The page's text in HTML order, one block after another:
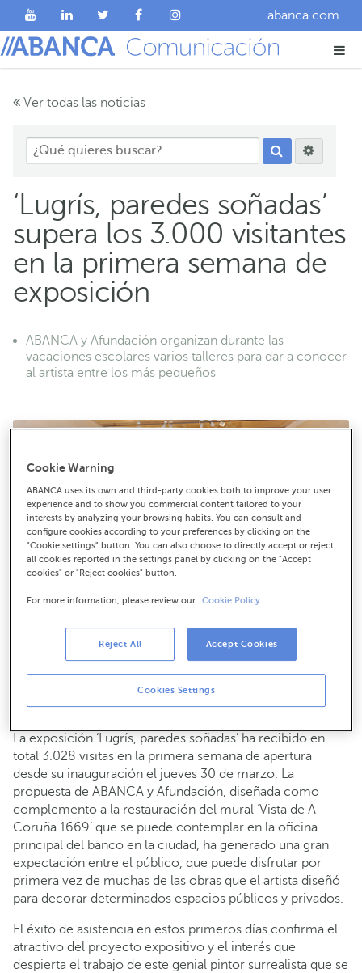
abanca.com
Ver todas las noticias
‘Lugrís, paredes soñadas’
supera los 3.000 visitantes
en la primera semana de
exposición
ABANCA y Afundación organizan durante las
vacaciones escolares varios talleres para dar a conocer
al artista entre los más pequeños
Descarga en alta resolución
07-04-2017
RSC
La exposición ‘Lugrís, paredes soñadas’ ha recibido en
total 3.028 visitas en la primera semana de apertura
desde su inauguración el jueves 30 de marzo. La
propuesta de ABANCA y Afundación, diseñada como
complemento a la restauración del mural ‘Vista de A
Coruña 1669’ que se puede contemplar en la oficina
principal del banco en la ciudad, ha generado una gran
expectación entre el público, que puede disfrutar por
primera vez de muchas de las obras que el artista diseñó
para decorar determinados espacios públicos y privados.
El éxito de asistencia en estos primeros días confirma el
atractivo del proyecto expositivo y el interés que
despierta el trabajo de este genial pintor surrealista que se
Cookie Warning
ABANCA uses its own and third-party cookies both to improve your user
experience and to show you commercial content tailored to your
interests by analyzing your browsing habits. You can consult and
configure cookies according to your preferences by clicking on the
"Cookie settings" button. You can also choose to directly accept or reject
all cookies reported in the settings panel by clicking on the "Accept
cookies" or "Reject cookies" button.
For more information, please review our Cookie Policy.
Cookies Settings
Reject All Accept Cookies